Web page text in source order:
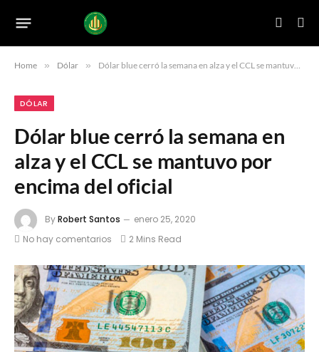
Home » Dólar » Dólar blue cerró la semana en alza y el CCL se mantuvo por encima del oficial
DÓLAR
Dólar blue cerró la semana en
alza y el CCL se mantuvo por
encima del oficial
ByRobert Santos
enero 25, 2020
No hay comentarios
2 Mins Read